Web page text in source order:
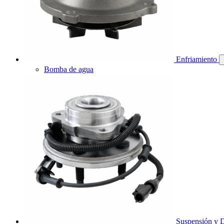
Enfriamiento
Bomba de agua
Suspensión y